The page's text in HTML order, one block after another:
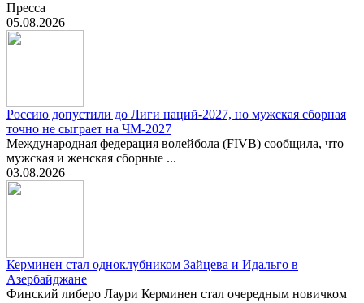
Пресса
05.08.2026
Россию допустили до Лиги наций-2027, но мужская сборная
точно не сыграет на ЧМ-2027
Международная федерация волейбола (FIVB) сообщила, что
мужская и женская сборные ...
03.08.2026
Керминен стал одноклубником Зайцева и Идальго в
Азербайджане
Финский либеро Лаури Керминен стал очередным новичком